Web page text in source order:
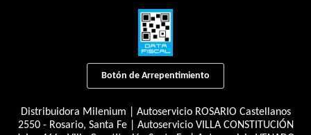
Botón de Arrepentimiento
Distribuidora Milenium | Autoservicio ROSARIO Castellanos
2550 - Rosario, Santa Fe | Autoservicio VILLA CONSTITUCIÓN